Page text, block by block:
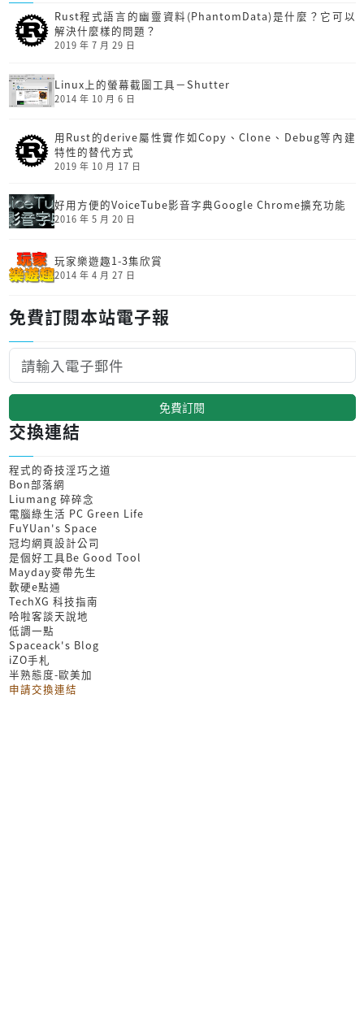
Rust程式語言的幽靈資料(PhantomData)是什麼？它可以
解決什麼樣的問題？
2019 年 7 月 29 日
Linux上的螢幕截圖工具－Shutter
2014 年 10 月 6 日
用Rust的derive屬性實作如Copy、Clone、Debug等內建
特性的替代方式
2019 年 10 月 17 日
好用方便的VoiceTube影音字典Google Chrome擴充功能
2016 年 5 月 20 日
玩家樂遊趣1-3集欣賞
2014 年 4 月 27 日
免費訂閱本站電子報
免費訂閱
交換連結
程式的奇技淫巧之道
Bon部落網
Liumang 碎碎念
電腦綠生活 PC Green Life
FuYUan's Space
冠均網頁設計公司
是個好工具Be Good Tool
Mayday麥帶先生
軟硬e點通
TechXG 科技指南
哈啦客談天說地
低調一點
Spaceack's Blog
iZO手札
半熟態度-歐美加
申請交換連結